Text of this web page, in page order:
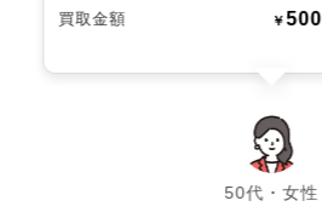
買取金額 ￥500
50代・女性
chevron_left chevron_right